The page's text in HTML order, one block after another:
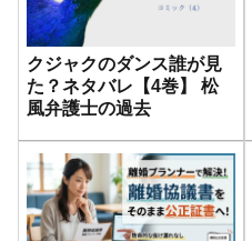
クジャクのダンス誰が見
た？ネタバレ【4巻】 松
風弁護士の過去